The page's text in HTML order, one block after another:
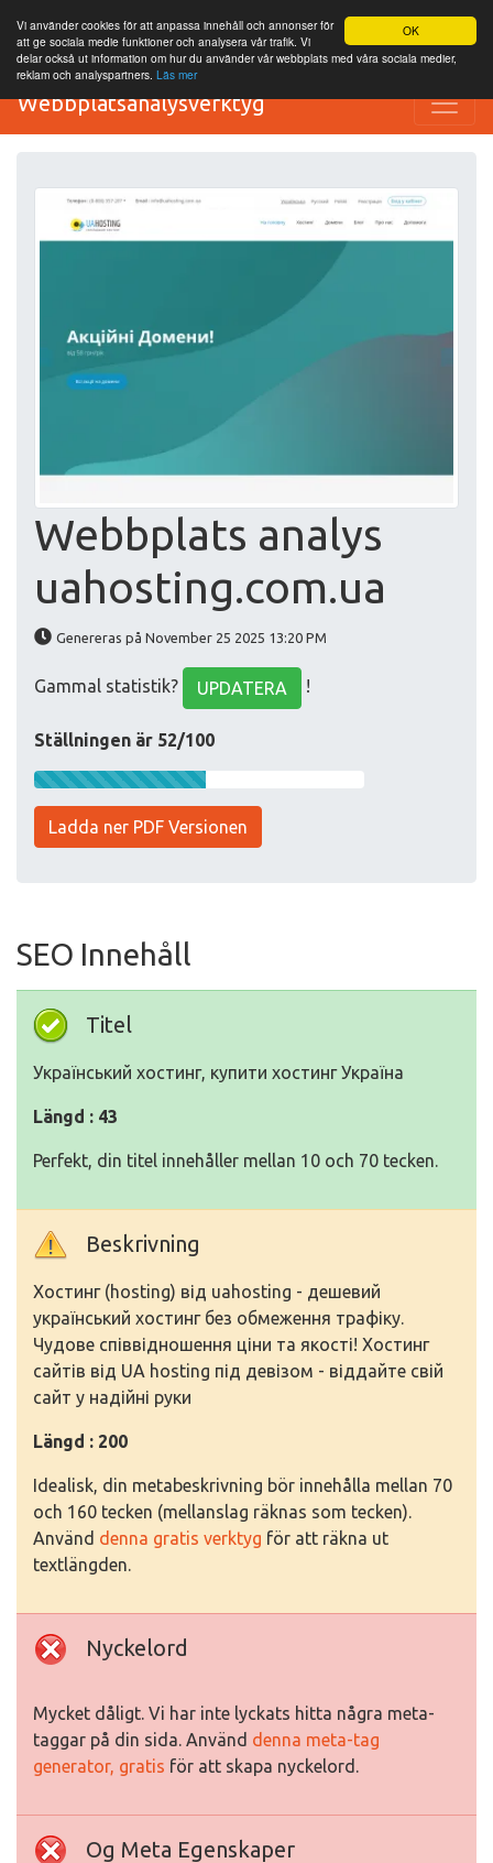
OK
Vi använder cookies för att anpassa innehåll och annonser för
att ge sociala medie funktioner och analysera vår trafik. Vi
delar också ut information om hur du använder vår webbplats med våra sociala medier,
reklam och analyspartners. Läs mer
Webbplatsanalysverktyg
Webbplats analys
uahosting.com.ua
Genereras på November 25 2025 13:20 PM
Gammal statistik? UPDATERA !
Ställningen är 52/100
Ladda ner PDF Versionen
SEO Innehåll
Titel
Український хостинг, купити хостинг Україна
Längd : 43
Perfekt, din titel innehåller mellan 10 och 70 tecken.
Beskrivning
Хостинг (hosting) від uahosting - дешевий
український хостинг без обмеження трафіку.
Чудове співвідношення ціни та якості! Хостинг
сайтів від UA hosting під девізом - віддайте свій
сайт у надійні руки
Längd : 200
Idealisk, din metabeskrivning bör innehålla mellan 70
och 160 tecken (mellanslag räknas som tecken).
Använd denna gratis verktyg för att räkna ut
textlängden.
Nyckelord
Mycket dåligt. Vi har inte lyckats hitta några meta-
taggar på din sida. Använd denna meta-tag
generator, gratis för att skapa nyckelord.
Og Meta Egenskaper